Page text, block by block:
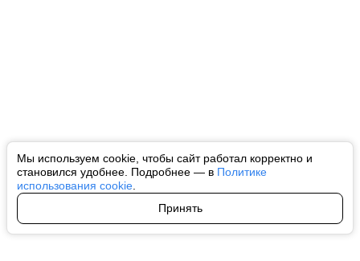
Мы используем cookie, чтобы сайт работал корректно и
становился удобнее. Подробнее — в Политике
использования cookie
Принять